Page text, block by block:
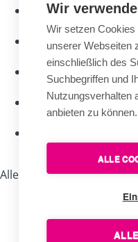
Hochwertiges
Material
Langjährige
Erfahrungen
Längste
Garantie
Fachliche
Garantie
Kundenbetreuung
Alles zum Thema Kaufen
Handelsvertreter
Wir
Wir setzen
unserer Webseiten
einschließlich des
Suchbegriffen und
Nutzungsverhalten
anbieten zu können.
ALLE